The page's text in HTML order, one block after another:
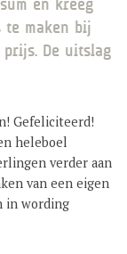
en kreeg
te maken bij
De uitslag
Gefeliciteerd!
heleboel
verder aan
van een eigen
in wording